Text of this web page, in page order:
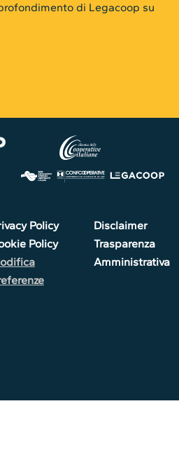
di Legacoop su
Policy
Policy
Disclaimer
Trasparenza
Amministrativa